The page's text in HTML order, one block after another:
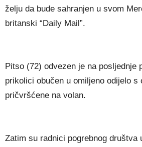
želju da bude sahranjen u svom
britanski “Daily Mail”.
Pitso (72) odvezen je na posljednje
prikolici obučen u omiljeno odijelo s
pričvršćene na volan.
Zatim su radnici pogrebnog društva